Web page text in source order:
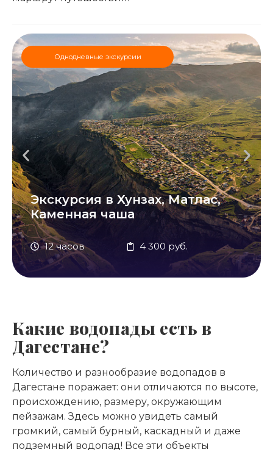
Однодневные экскурсии
Экскурсия в Хунзах, Матлас,
Каменная чаша
12 часов 4 300 руб.
Какие водопады есть в
Дагестане?
Количество и разнообразие водопадов в
Дагестане поражает: они отличаются по высоте,
происхождению, размеру, окружающим
пейзажам. Здесь можно увидеть самый
громкий, самый бурный, каскадный и даже
подземный водопад! Все эти объекты